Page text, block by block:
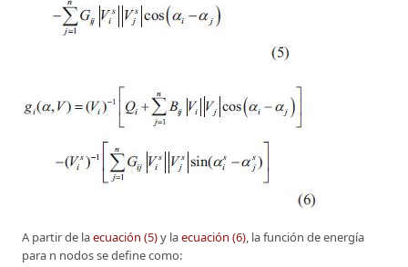
A partir de laecuación (5)y laecuación (6), la función de energía
para n nodos se define como: